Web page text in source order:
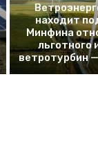
находит
Минфина
льготного
ветротурбин